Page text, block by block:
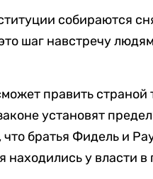
собираются
шаг навстречу
править
установят
братья Фидель и
находились у власти